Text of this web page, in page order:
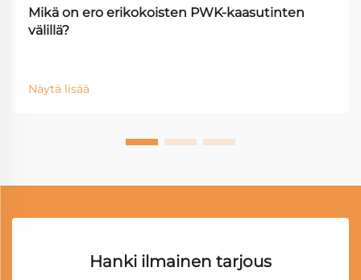
Mikä on ero erikokoisten PWK-kaasutinten
välillä?
Näytä lisää
Hanki ilmainen tarjous